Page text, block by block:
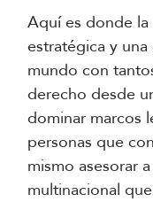
Aquí es donde la
estratégica y
mundo con
derecho desde
dominar marcos
personas que
mismo asesorar
multinacional